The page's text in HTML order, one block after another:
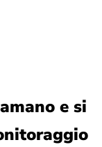
e si